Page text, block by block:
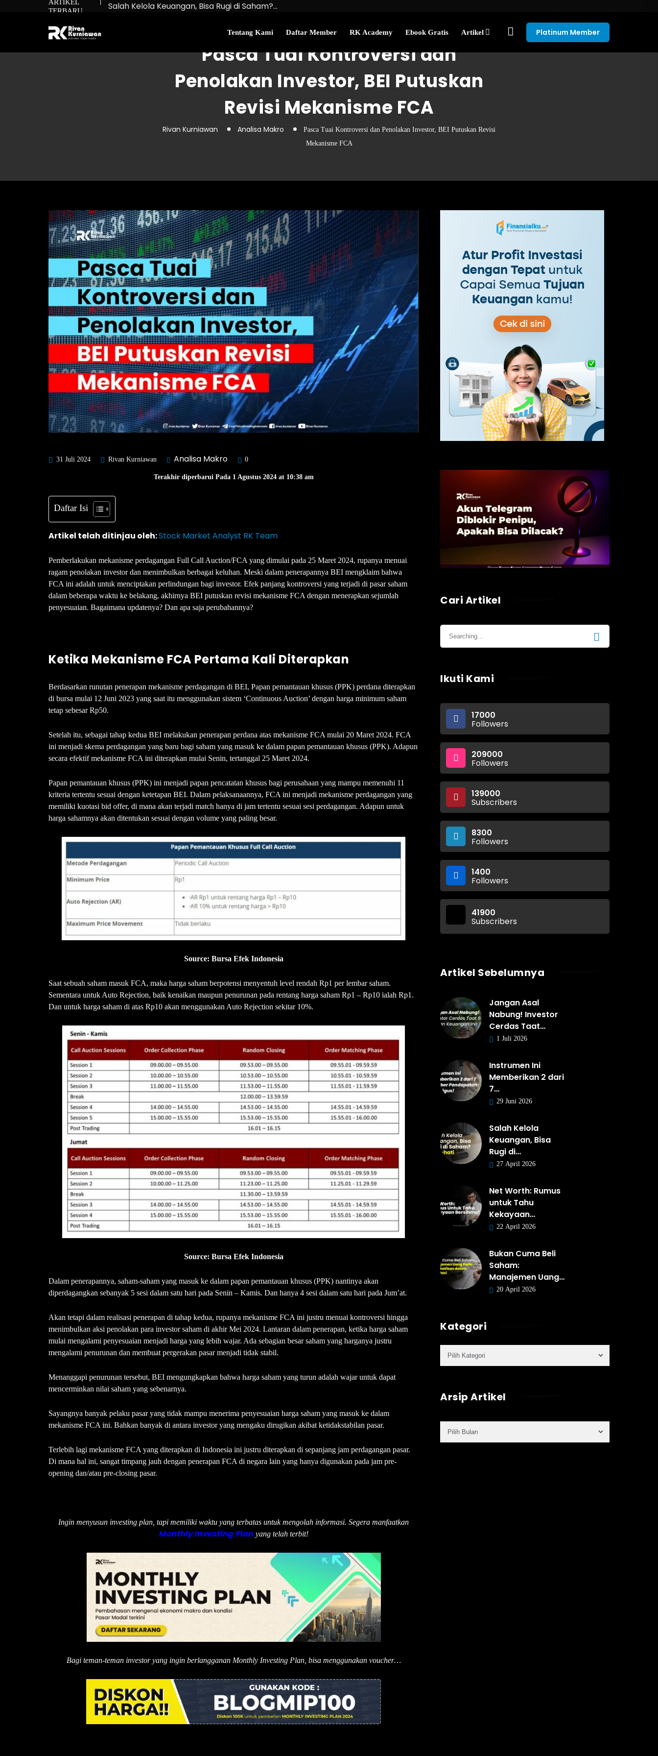
ARTIKEL
TERBARU
Salah Kelola Keuangan, Bisa Rugi di Saham?…
Bukan Cuma Beli Saham: Manajemen Uang Perlu…
Tentang Kami Daftar Member RK Academy Ebook Gratis Artikel Platinum Member
Pasca Tuai Kontroversi dan
Penolakan Investor, BEI Putuskan
Revisi Mekanisme FCA
Rivan Kurniawan Analisa Makro
Pasca Tuai Kontroversi dan Penolakan Investor, BEI Putuskan Revisi
Mekanisme FCA
31 Juli 2024 Rivan Kurniawan Analisa Makro 0
Terakhir diperbarui Pada 1 Agustus 2024 at 10:38 am
Daftar Isi
Artikel telah ditinjau oleh:Stock Market Analyst RK Team
Pemberlakukan mekanisme perdagangan Full Call Auction/FCA yang dimulai pada 25 Maret 2024, rupanya menuai
ragam penolakan investor dan menimbulkan berbagai keluhan. Meski dalam penerapannya BEI mengklaim bahwa
FCA ini adalah untuk menciptakan perlindungan bagi investor. Efek panjang kontroversi yang terjadi di pasar saham
dalam beberapa waktu ke belakang, akhirnya BEI putuskan revisi mekanisme FCA dengan menerapkan sejumlah
penyesuaian. Bagaimana updatenya? Dan apa saja perubahannya?
Ketika Mekanisme FCA Pertama Kali Diterapkan
Berdasarkan runutan penerapan mekanisme perdagangan di BEI, Papan pemantauan khusus (PPK) perdana diterapkan
di bursa mulai 12 Juni 2023 yang saat itu menggunakan sistem ‘Continuous Auction’ dengan harga minimum saham
tetap sebesar Rp50.
Setelah itu, sebagai tahap kedua BEI melakukan penerapan perdana atas mekanisme FCA mulai 20 Maret 2024. FCA
ini menjadi skema perdagangan yang baru bagi saham yang masuk ke dalam papan pemantauan khusus (PPK). Adapun
secara efektif mekanisme FCA ini diterapkan mulai Senin, tertanggal 25 Maret 2024.
Papan pemantauan khusus (PPK) ini menjadi papan pencatatan khusus bagi perusahaan yang mampu memenuhi 11
kriteria tertentu sesuai dengan ketetapan BEI. Dalam pelaksanaannya, FCA ini menjadi mekanisme perdagangan yang
memiliki kuotasi bid offer, di mana akan terjadi match hanya di jam tertentu sesuai sesi perdagangan. Adapun untuk
harga sahamnya akan ditentukan sesuai dengan volume yang paling besar.
Source: Bursa Efek Indonesia
Saat sebuah saham masuk FCA, maka harga saham berpotensi menyentuh level rendah Rp1 per lembar saham.
Sementara untuk Auto Rejection, baik kenaikan maupun penurunan pada rentang harga saham Rp1 – Rp10 ialah Rp1.
Dan untuk harga saham di atas Rp10 akan menggunakan Auto Rejection sekitar 10%.
Source: Bursa Efek Indonesia
Dalam penerapannya, saham-saham yang masuk ke dalam papan pemantauan khusus (PPK) nantinya akan
diperdagangkan sebanyak 5 sesi dalam satu hari pada Senin – Kamis. Dan hanya 4 sesi dalam satu hari pada Jum’at.
Akan tetapi dalam realisasi penerapan di tahap kedua, rupanya mekanisme FCA ini justru menuai kontroversi hingga
menimbulkan aksi penolakan para investor saham di akhir Mei 2024. Lantaran dalam penerapan, ketika harga saham
mulai mengalami penyesuaian menjadi harga yang lebih wajar. Ada sebagian besar saham yang harganya justru
mengalami penurunan dan membuat pergerakan pasar menjadi tidak stabil.
Menanggapi penurunan tersebut, BEI mengungkapkan bahwa harga saham yang turun adalah wajar untuk dapat
mencerminkan nilai saham yang sebenarnya.
Sayangnya banyak pelaku pasar yang tidak mampu menerima penyesuaian harga saham yang masuk ke dalam
mekanisme FCA ini. Bahkan banyak di antara investor yang mengaku dirugikan akibat ketidakstabilan pasar.
Terlebih lagi mekanisme FCA yang diterapkan di Indonesia ini justru diterapkan di sepanjang jam perdagangan pasar.
Di mana hal ini, sangat timpang jauh dengan penerapan FCA di negara lain yang hanya digunakan pada jam pre-
opening dan/atau pre-closing pasar.
Ingin menyusun investing plan, tapi memiliki waktu yang terbatas untuk mengolah informasi. Segera manfaatkan
Monthly Investing Plan yang telah terbit!
Bagi teman-teman investor yang ingin berlangganan Monthly Investing Plan, bisa menggunakan voucher…
Cari Artikel
Ikuti Kami
17000
Followers
209000
Followers
139000
Subscribers
8300
Followers
1400
Followers
41900
Subscribers
Artikel Sebelumnya
Jangan Asal
Nabung! Investor
Cerdas Taat…
1 Juli 2026
Instrumen Ini
Memberikan 2 dari
7…
29 Juni 2026
Salah Kelola
Keuangan, Bisa
Rugi di…
27 April 2026
Net Worth: Rumus
untuk Tahu
Kekayaan…
22 April 2026
Bukan Cuma Beli
Saham:
Manajemen Uang…
20 April 2026
Kategori
Arsip Artikel